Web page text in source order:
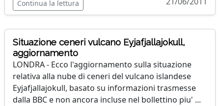
Continua la lettura
Situazione ceneri vulcano Eyjafjallajokull,
aggiornamento
LONDRA - Ecco l'aggiornamento sulla situazione
relativa alla nube di ceneri del vulcano islandese
Eyjafjallajokull, basato su informazioni trasmesse
dalla BBC e non ancora incluse nel bollettino piu' ...